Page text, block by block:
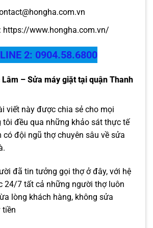
https://www.hongha.com.vn/
2: 0904.58.6800
– Sửa máy giặt tại quận Thanh
viết này được chia sẻ cho mọi
tôi đều qua những khảo sát thực tế
có đội ngũ thợ chuyên sâu về sửa
đã tin tưởng gọi thợ ở đây, với hệ
24/7 tất cả những người thợ luôn
lòng khách hàng, không sửa
tiền